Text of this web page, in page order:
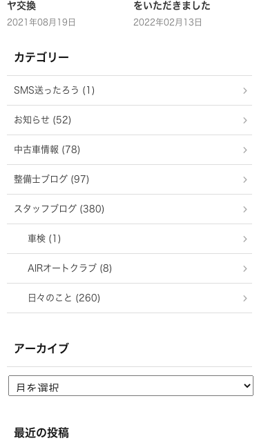
ヤ交換
2021年08月19日
をいただきました
2022年02月13日
カテゴリー
SMS送ったろう (1)
お知らせ (52)
中古車情報 (78)
整備士ブログ (97)
スタッフブログ (380)
車検 (1)
AIRオートクラブ (8)
日々のこと (260)
アーカイブ
最近の投稿